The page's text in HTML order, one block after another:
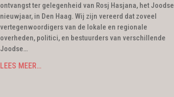
ontvangst ter gelegenheid van Rosj Hasjana, het Joodse
nieuwjaar, in Den Haag. Wij zijn vereerd dat zoveel
vertegenwoordigers van de lokale en regionale
overheden, politici, en bestuurders van verschillende
Joodse…
LEES MEER…